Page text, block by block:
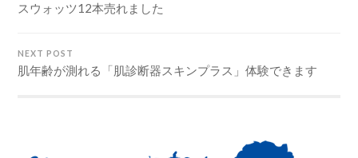
スウォッツ12本売れました
NEXT POST
肌年齢が測れる「肌診断器スキンプラス」体験できます